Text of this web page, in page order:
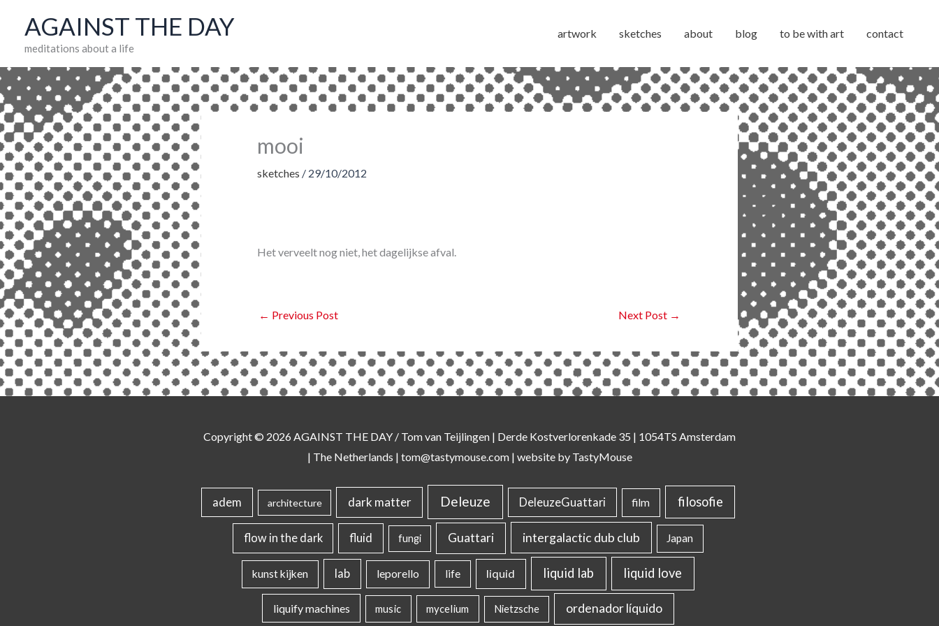
content
AGAINST THE DAY
meditations about a life
artwork sketches about blog to be with art contact
mooi
sketches / 29/10/2012
Het verveelt nog niet, het dagelijkse afval.
← Previous Post Next Post →
Copyright © 2026 AGAINST THE DAY / Tom van Teijlingen | Derde Kostverlorenkade 35 | 1054TS Amsterdam
| The Netherlands | tom@tastymouse.com| website by TastyMouse
adem architecture dark matter Deleuze DeleuzeGuattari film filosofie
flow in the dark fluid fungi Guattari intergalactic dub club Japan
kunst kijken lab leporello life liquid liquid lab liquid love
liquify machines music mycelium Nietzsche ordenador líquido